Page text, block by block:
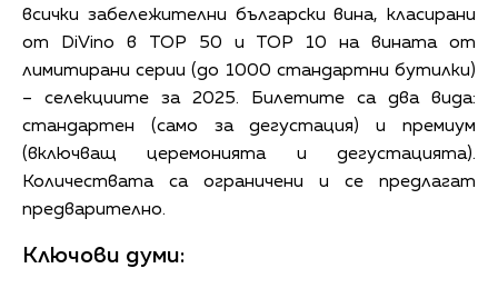
всички забележителни български вина, класирани
от DiVino в TOP 50 и TOP 10 на вината от
лимитирани серии (до 1000 стандартни бутилки)
– селекциите за 2025. Билетите са два вида:
стандартен (само за дегустация) и премиум
(включващ церемонията и дегустацията).
Количествата са ограничени и се предлагат
предварително.
Ключови думи: